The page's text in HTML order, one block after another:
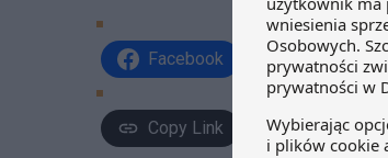
Facebook Share on X
Copy Link